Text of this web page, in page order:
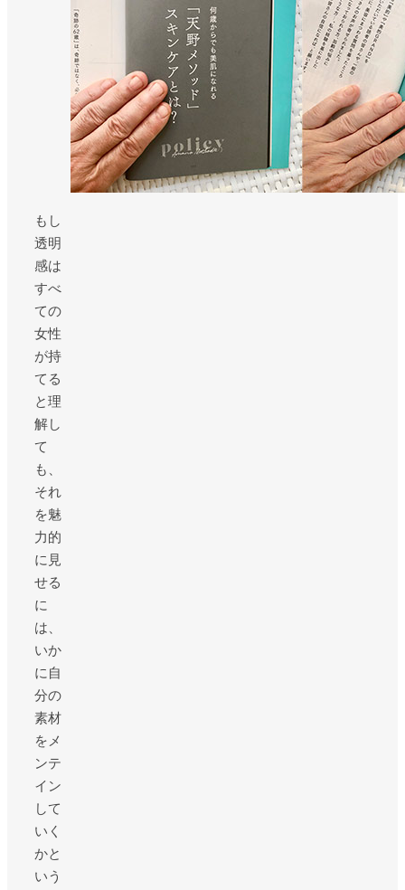
もし
透明
感は
すべ
ての
女性
が持
てる
と理
解し
て
も、
それ
を魅
力的
に見
せる
に
は、
いか
に自
分の
素材
をメ
ンテ
イン
して
いく
かと
いう